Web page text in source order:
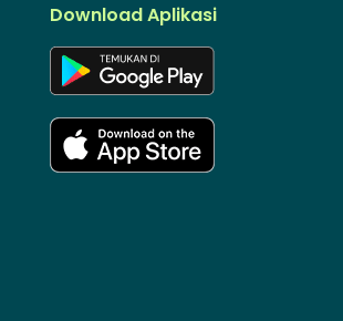
Download Aplikasi